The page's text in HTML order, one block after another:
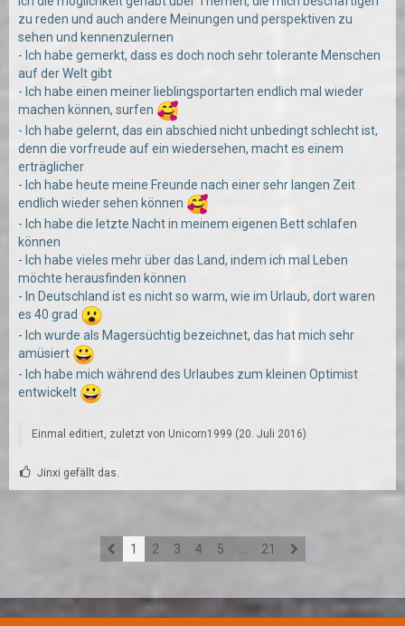
zu reden und auch andere Meinungen und perspektiven zu
sehen und kennenzulernen
- Ich habe gemerkt, dass es doch noch sehr tolerante Menschen
auf der Welt gibt
- Ich habe einen meiner lieblingsportarten endlich mal wieder
machen können, surfen
- Ich habe gelernt, das ein abschied nicht unbedingt schlecht ist,
denn die vorfreude auf ein wiedersehen, macht es einem
erträglicher
- Ich habe heute meine Freunde nach einer sehr langen Zeit
endlich wieder sehen können
- Ich habe die letzte Nacht in meinem eigenen Bett schlafen
können
- Ich habe vieles mehr über das Land, indem ich mal Leben
möchte herausfinden können
- In Deutschland ist es nicht so warm, wie im Urlaub, dort waren
es 40 grad
- Ich wurde als Magersüchtig bezeichnet, das hat mich sehr
amüsiert
- Ich habe mich während des Urlaubes zum kleinen Optimist
entwickelt
Einmal editiert, zuletzt von Unicorn1999 (20. Juli 2016)
Jinxi gefällt das.
1 2 3 4 5 21